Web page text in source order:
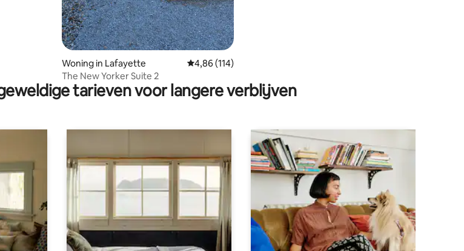
Woning in Lafayette Gemiddelde beoordeling van 4,86 op 5, 114 recensies
4,86 (114)
The New Yorker Suite 2
tarieven voor langere verblijven